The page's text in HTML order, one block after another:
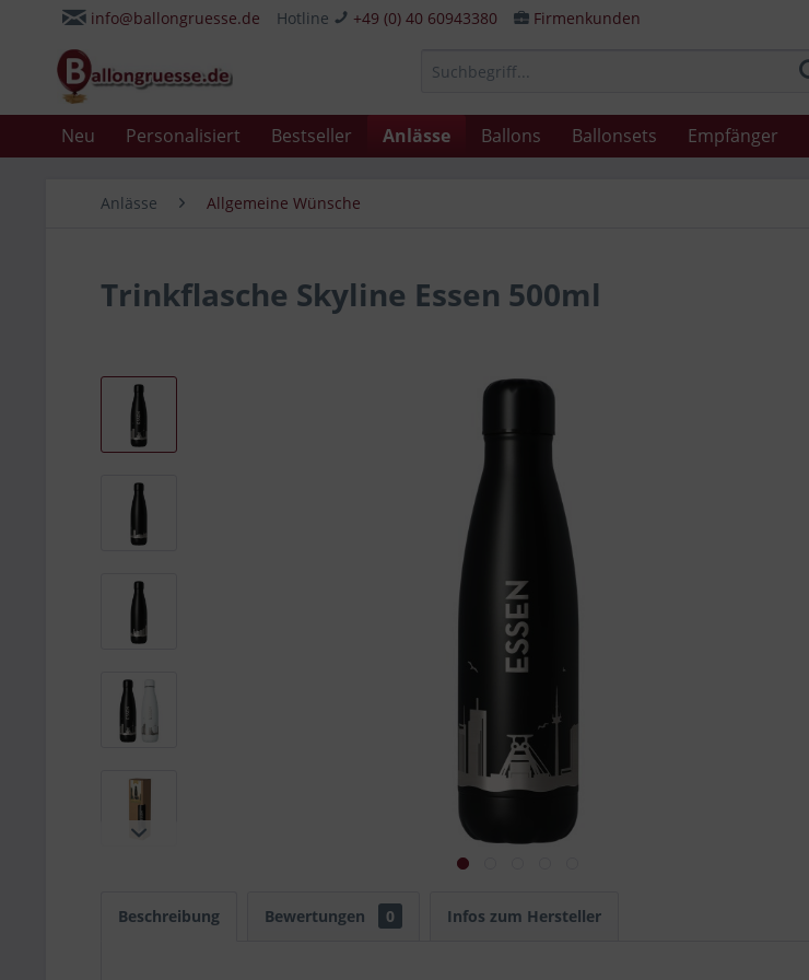
info@ballongruesse.de Hotline +49 (0) 40 60943380 Firmenkunden
Neu Personalisiert Bestseller Anlässe Ballons Ballonsets Empfänger
Anlässe Allgemeine Wünsche
Trinkflasche Skyline Essen 500ml
Beschreibung Bewertungen 0 Infos zum Hersteller